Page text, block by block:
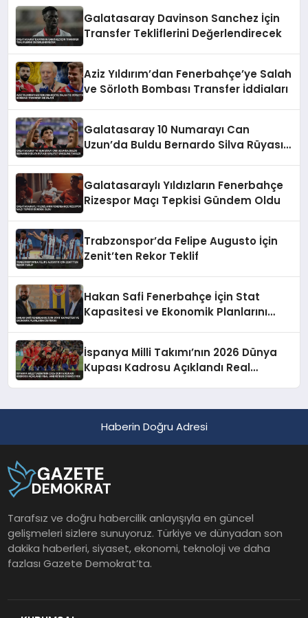
Galatasaray Davinson Sanchez İçin
Transfer Tekliflerini Değerlendirecek
Aziz Yıldırım’dan Fenerbahçe’ye Salah
ve Sörloth Bombası Transfer İddiaları
Galatasaray 10 Numarayı Can
Uzun’da Buldu Bernardo Silva Rüyası
Galatasaraylı Yıldızların Fenerbahçe
Rizespor Maçı Tepkisi Gündem Oldu
Trabzonspor’da Felipe Augusto İçin
Zenit’ten Rekor Teklif
Hakan Safi Fenerbahçe İçin Stat
Kapasitesi ve Ekonomik Planlarını
İspanya Milli Takımı’nın 2026 Dünya
Kupası Kadrosu Açıklandı Real
Haberin Doğru Adresi
Tarafsız ve doğru habercilik anlayışıyla en güncel
gelişmeleri sizlere sunuyoruz. Türkiye ve dünyadan son
dakika haberleri, siyaset, ekonomi, teknoloji ve daha
fazlası Gazete Demokrat’ta.